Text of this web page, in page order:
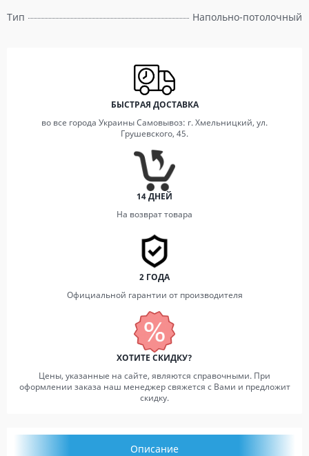
Тип
Напольно-потолочный
БЫСТРАЯ ДОСТАВКА
во все города Украины Самовывоз: г. Хмельницкий, ул.
Грушевского, 45.
14 ДНЕЙ
На возврат товара
2 ГОДА
Официальной гарантии от производителя
ХОТИТЕ СКИДКУ?
Цены, указанные на сайте, являются справочными. При
оформлении заказа наш менеджер свяжется с Вами и предложит
скидку.
Описание